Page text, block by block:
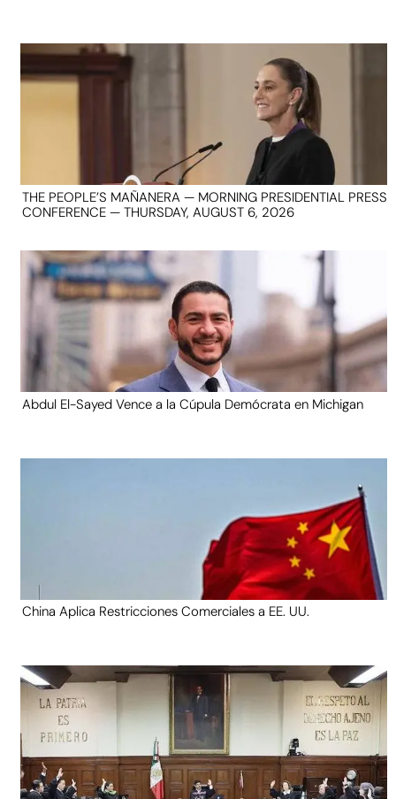
THE PEOPLE’S MAÑANERA — MORNING PRESIDENTIAL PRESS
CONFERENCE — THURSDAY, AUGUST 6, 2026
Abdul El-Sayed Vence a la Cúpula Demócrata en Michigan
China Aplica Restricciones Comerciales a EE. UU.